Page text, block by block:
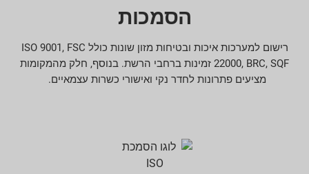
הסמכות
רישום למערכות איכות ובטיחות מזון שונות כולל ISO 9001, FSC
22000, BRC, SQF זמינות ברחבי הרשת. בנוסף, חלק מהמקומות
מציעים פתרונות לחדר נקי ואישורי כשרות עצמאיים.